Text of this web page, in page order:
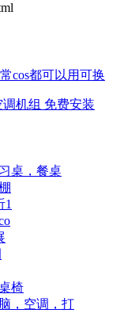
cos都可以用可换
机组 免费安装
桌，餐桌
1
椅
，空调，打